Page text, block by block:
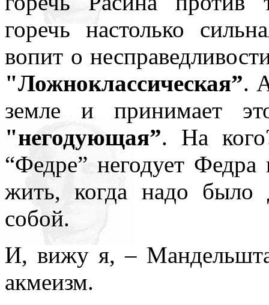
горечь настолько
вопит о
"Ложноклассическая”.
земле и принимает
"негодующая”. На
“Федре” негодует
жить, когда надо было
собой.
И, вижу я, –
акмеизм.